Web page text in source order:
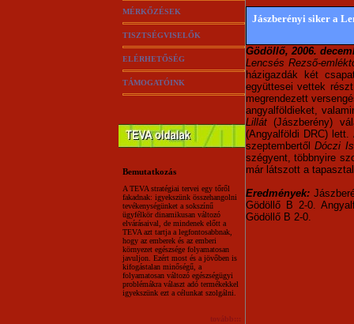
MÉRKŐZÉSEK
TISZTSÉGVISELŐK
ELÉRHETŐSÉG
TÁMOGATÓINK
Bemutatkozás
A TEVA stratégiai tervei egy tőről
fakadnak: igyekszünk összehangolni
tevékenységünket a sokszínű
ügyfélkör dinamikusan változó
elvárásaival, de mindenek előtt a
TEVA azt tartja a legfontosabbnak,
hogy az emberek és az emberi
környezet egészsége folyamatosan
javuljon. Ezért most és a jövőben is
kifogástalan minőségű, a
folyamatosan változó egészségügyi
problémákra választ adó termékekkel
igyekszünk ezt a célunkat szolgálni.
tovább:::
Jászberényi siker a
Gödöllő, 2006.
Lencsés Rezső-
házigazdák két
együttesei vettek
megrendezett
angyalföldieket,
Lillát(Jászberény)
(Angyalföldi DRC)
szeptembertőlDóczi
szégyent, többnyire
már látszott a
Eredmények:
Gödöllő B 2-0.
Gödöllő B 2-0.